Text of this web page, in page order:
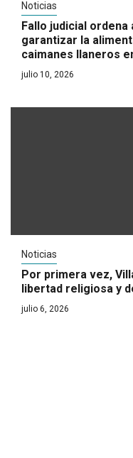
Noticias
Fallo judicial ordena
garantizar la
caimanes llaneros
julio 10, 2026
Noticias
Por primera vez,
libertad religiosa y
julio 6, 2026